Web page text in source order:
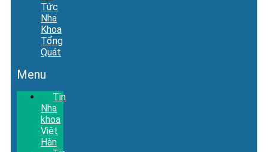
Tức
Nha
Khoa
Tổng
Quát
Menu
Tin
Nha
khoa
Việt
Hàn